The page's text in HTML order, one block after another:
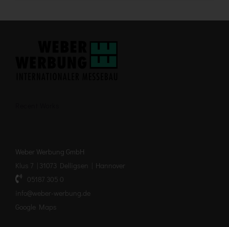
Weber Werbung GmbH
Klus 7 | 31073 Delligsen | Hannover
05187 305 0
info@weber-werbung.de
Google Maps